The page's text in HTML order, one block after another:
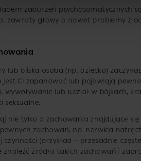
zaburzeń psychosomatycznych
zawroty głowy a nawet problemy z
lub bliska osoba (np. dziecko)
jest Ci zapanować lub pojawiają
wywoływanie lub udział w bójkach,
seksualne.
nie tylko o zachowania znajdujące
zachowań, np. nerwica
(przykład – przesadnie
znaleźć źródło takich zachowań i